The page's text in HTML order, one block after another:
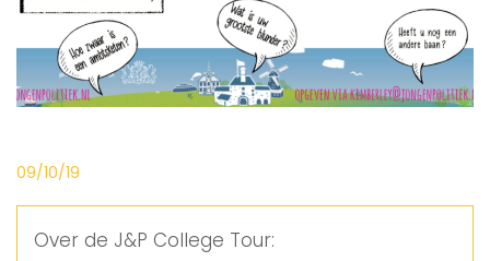
09/10/19
Over de J&P College Tour: